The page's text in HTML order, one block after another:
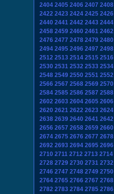
2404 2405 2406 2407 2408
2422 2423 2424 2425 2426
2440 2441 2442 2443 2444
2458 2459 2460 2461 2462
2476 2477 2478 2479 2480
2494 2495 2496 2497 2498
2512 2513 2514 2515 2516
2530 2531 2532 2533 2534
2548 2549 2550 2551 2552
2566 2567 2568 2569 2570
2584 2585 2586 2587 2588
2602 2603 2604 2605 2606
2620 2621 2622 2623 2624
2638 2639 2640 2641 2642
2656 2657 2658 2659 2660
2674 2675 2676 2677 2678
2692 2693 2694 2695 2696
2710 2711 2712 2713 2714
2728 2729 2730 2731 2732
2746 2747 2748 2749 2750
2764 2765 2766 2767 2768
2782 2783 2784 2785 2786